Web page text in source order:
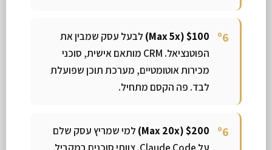
$100 (Max 5x)
לבעל עסק שמבין את
הפוטנציאל. CRM מותאם אישית, סוכני
מכירות אוטומטיים, מערכת תוכן שפועלת
לבד. פה הקסם מתחיל.
$200 (Max 20x)
למי שמריץ עסק שלם